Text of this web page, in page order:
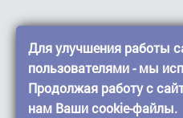
Для улучшения работы
пользователями - мы
Продолжая работу с
нам Ваши cookie-файлы.